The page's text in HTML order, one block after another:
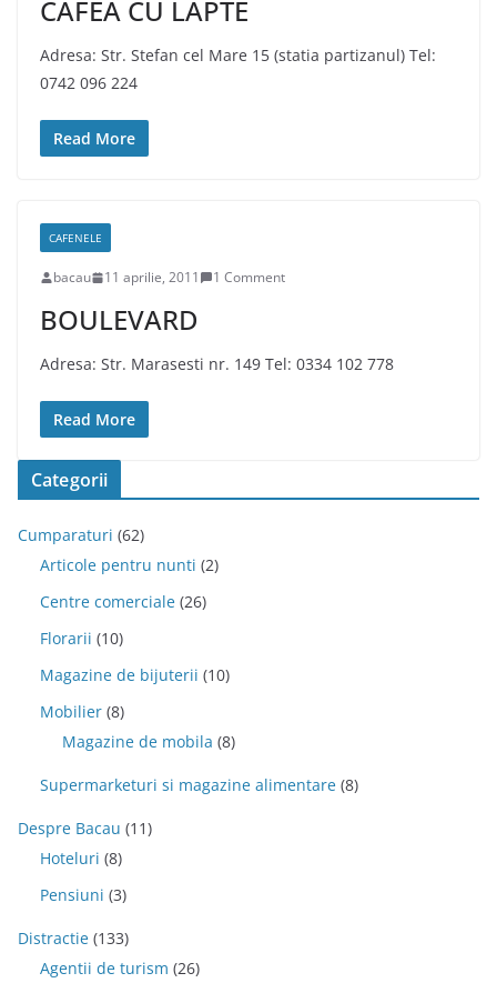
CAFEA CU LAPTE
Adresa: Str. Stefan cel Mare 15 (statia partizanul) Tel:
0742 096 224
Read More
CAFENELE
bacau 11 aprilie, 2011 1 Comment
BOULEVARD
Adresa: Str. Marasesti nr. 149 Tel: 0334 102 778
Read More
Categorii
Cumparaturi (62)
Articole pentru nunti (2)
Centre comerciale (26)
Florarii (10)
Magazine de bijuterii (10)
Mobilier (8)
Magazine de mobila (8)
Supermarketuri si magazine alimentare (8)
Despre Bacau (11)
Hoteluri (8)
Pensiuni (3)
Distractie (133)
Agentii de turism (26)